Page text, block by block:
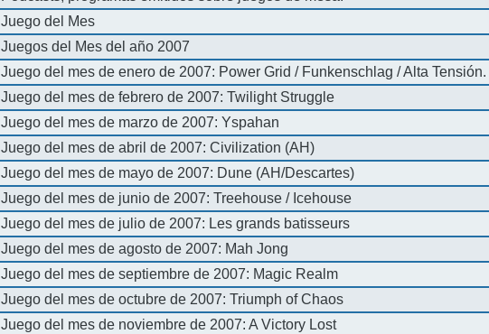
Juego del Mes
Juegos del Mes del año 2007
Juego del mes de enero de 2007: Power Grid / Funkenschlag / Alta Tensión.
Juego del mes de febrero de 2007: Twilight Struggle
Juego del mes de marzo de 2007: Yspahan
Juego del mes de abril de 2007: Civilization (AH)
Juego del mes de mayo de 2007: Dune (AH/Descartes)
Juego del mes de junio de 2007: Treehouse / Icehouse
Juego del mes de julio de 2007: Les grands batisseurs
Juego del mes de agosto de 2007: Mah Jong
Juego del mes de septiembre de 2007: Magic Realm
Juego del mes de octubre de 2007: Triumph of Chaos
Juego del mes de noviembre de 2007: A Victory Lost